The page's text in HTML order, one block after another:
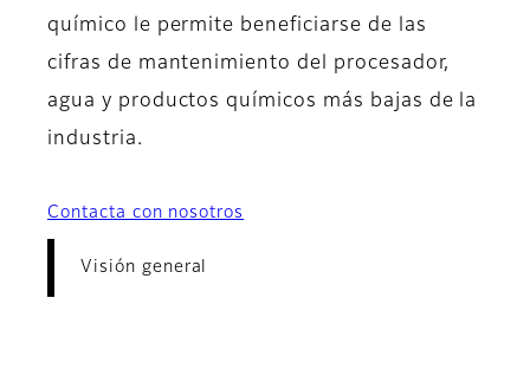
químico le permite beneficiarse de las
cifras de mantenimiento del procesador,
agua y productos químicos más bajas de la
industria.
Contacta con nosotros
Visión general